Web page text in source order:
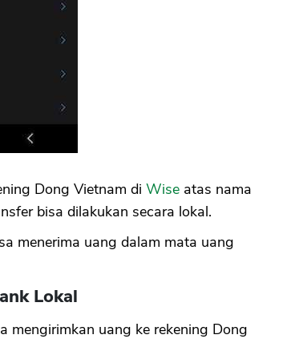
Dong Vietnam di Wise atas nama
bisa dilakukan secara lokal.
menerima uang dalam mata uang
Lokal
mengirimkan uang ke rekening Dong